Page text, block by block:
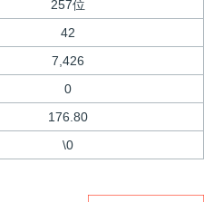
257位
42
7,426
0
176.80
\0